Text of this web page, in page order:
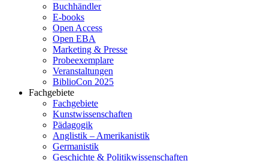
Buchhändler
E-books
Open Access
Open EBA
Marketing & Presse
Probeexemplare
Veranstaltungen
BiblioCon 2025
Fachgebiete
Fachgebiete
Kunstwissenschaften
Pädagogik
Anglistik – Amerikanistik
Germanistik
Geschichte & Politikwissenschaften